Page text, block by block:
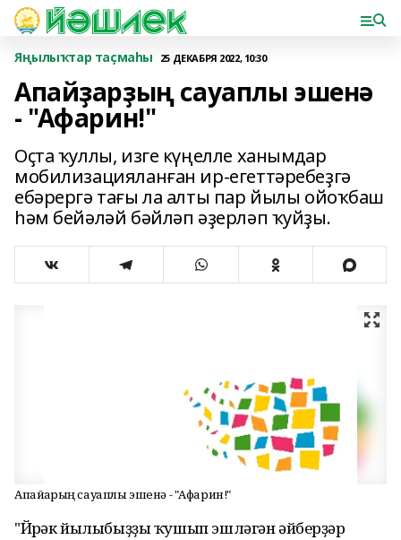
Яңылыҡтар таҫмаһы 25 ДЕКАБРЯ 2022, 10:30
Апайҙарҙың сауаплы эшенә
- "Афарин!"
Оҫта ҡуллы, изге күңелле ханымдар
мобилизацияланған ир-егеттәребеҙгә
ебәрергә тағы ла алты пар йылы ойоҡбаш
һәм бейәләй бәйләп әҙерләп ҡуйҙы.
Апайҙарҙың сауаплы эшенә - "Афарин!"
"Йөрәк йылыбыҙҙы ҡушып эшләгән әйберҙәр